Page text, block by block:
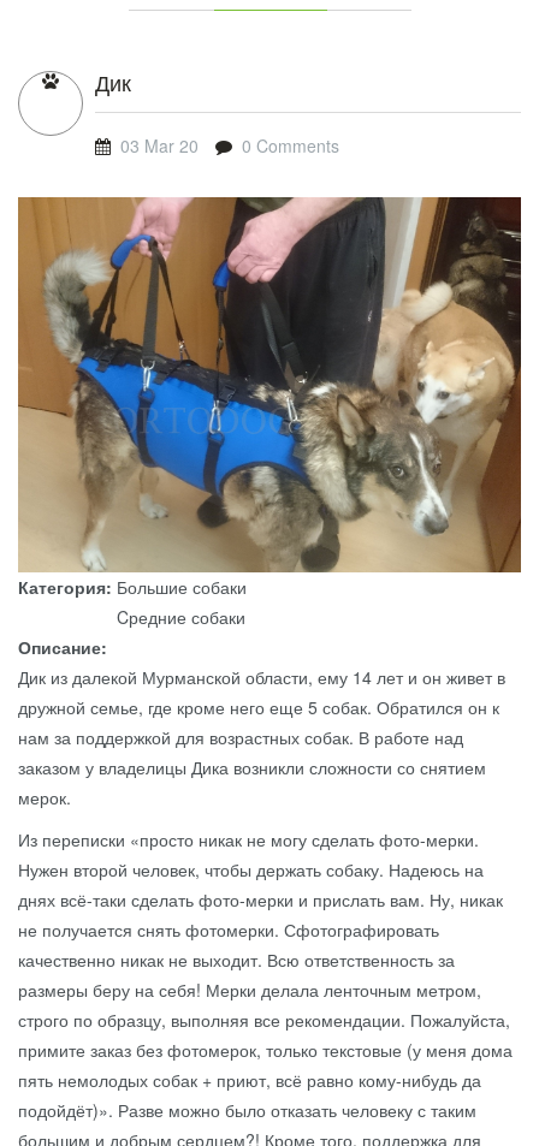
Дик
03 Mar 20 0 Comments
Категория: Большие собаки
Cредние собаки
Описание:
Дик из далекой Мурманской области, ему 14 лет и он живет в
дружной семье, где кроме него еще 5 собак. Обратился он к
нам за поддержкой для возрастных собак. В работе над
заказом у владелицы Дика возникли сложности со снятием
мерок.
Из переписки «просто никак не могу сделать фото-мерки.
Нужен второй человек, чтобы держать собаку. Надеюсь на
днях всё-таки сделать фото-мерки и прислать вам. Ну, никак
не получается снять фотомерки. Сфотографировать
качественно никак не выходит. Всю ответственность за
размеры беру на себя! Мерки делала ленточным метром,
строго по образцу, выполняя все рекомендации. Пожалуйста,
примите заказ без фотомерок, только текстовые (у меня дома
пять немолодых собак + приют, всё равно кому-нибудь да
подойдёт)». Разве можно было отказать человеку с таким
большим и добрым сердцем?! Кроме того, поддержка для